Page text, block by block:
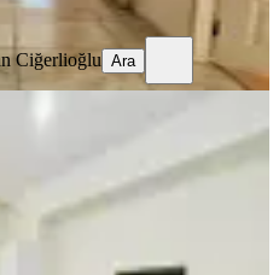
Ciğerlioğlu Ara
Üniversite Civarı Eşyasız
Mutfak Daire!!!
Mahallesi